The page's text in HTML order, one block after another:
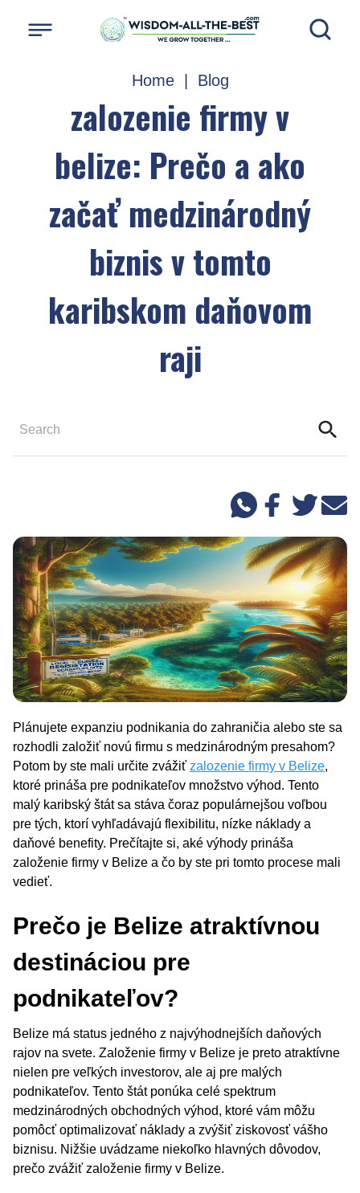
Home| Blog
zalozenie firmy v
belize: Prečo a ako
začať medzinárodný
biznis v tomto
karibskom daňovom
raji
Plánujete expanziu podnikania do zahraničia alebo ste sa
rozhodli založiť novú firmu s medzinárodným presahom?
Potom by ste mali určite zvážiť zalozenie firmy v Belize,
ktoré prináša pre podnikateľov množstvo výhod. Tento
malý karibský štát sa stáva čoraz populárnejšou voľbou
pre tých, ktorí vyhľadávajú flexibilitu, nízke náklady a
daňové benefity. Prečítajte si, aké výhody prináša
založenie firmy v Belize a čo by ste pri tomto procese mali
vedieť.
Prečo je Belize atraktívnou
destináciou pre
podnikateľov?
Belize má status jedného z najvýhodnejších daňových
rajov na svete. Založenie firmy v Belize je preto atraktívne
nielen pre veľkých investorov, ale aj pre malých
podnikateľov. Tento štát ponúka celé spektrum
medzinárodných obchodných výhod, ktoré vám môžu
pomôcť optimalizovať náklady a zvýšiť ziskovosť vášho
biznisu. Nižšie uvádzame niekoľko hlavných dôvodov,
prečo zvážiť založenie firmy v Belize.